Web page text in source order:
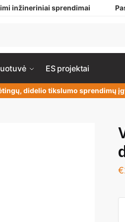
inžineriniai sprendimai
ES projektai
didelio tikslumo sprendimų
€